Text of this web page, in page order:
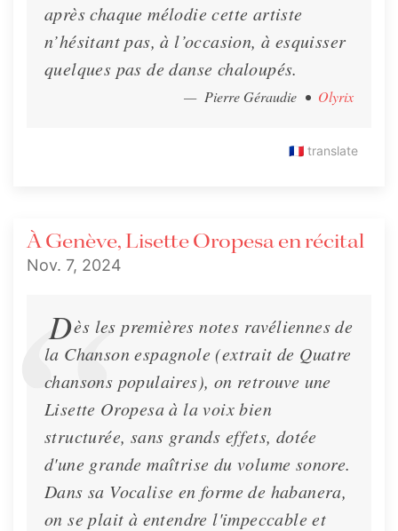
après chaque mélodie cette artiste
n’hésitant pas, à l’occasion, à esquisser
quelques pas de danse chaloupés.
— Pierre Géraudie • Olyrix
🇫🇷 translate
À Genève, Lisette Oropesa en récital
Nov. 7, 2024
Dès les premières notes ravéliennes de
la Chanson espagnole (extrait de Quatre
chansons populaires), on retrouve une
Lisette Oropesa à la voix bien
structurée, sans grands effets, dotée
d'une grande maîtrise du volume sonore.
Dans sa Vocalise en forme de habanera,
on se plait à entendre l'impeccable et